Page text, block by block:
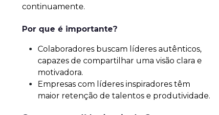
continuamente.
Por que é importante?
Colaboradores buscam líderes autênticos,
capazes de compartilhar uma visão clara e
motivadora.
Empresas com líderes inspiradores têm
maior retenção de talentos e produtividade.